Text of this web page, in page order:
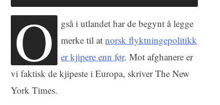
O
gså i utlandet har de begynt å legge
merke til atnorsk flyktningepolitikk
er kjipere enn før. Mot afghanere er
vi faktisk de kjipeste i Europa, skriver The New
York Times.